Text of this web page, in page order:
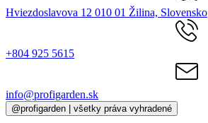
Hviezdoslavova 12 010 01 Žilina, Slovensko
+804 925 5615
info@profigarden.sk
@profigarden | všetky práva vyhradené